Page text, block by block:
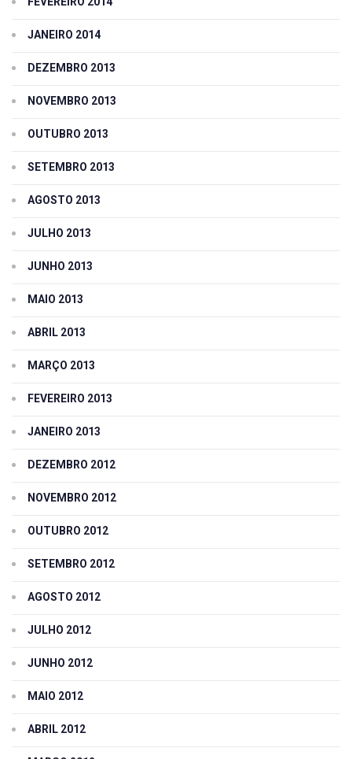
JANEIRO 2014
DEZEMBRO 2013
NOVEMBRO 2013
OUTUBRO 2013
SETEMBRO 2013
AGOSTO 2013
JULHO 2013
JUNHO 2013
MAIO 2013
ABRIL 2013
MARÇO 2013
FEVEREIRO 2013
JANEIRO 2013
DEZEMBRO 2012
NOVEMBRO 2012
OUTUBRO 2012
SETEMBRO 2012
AGOSTO 2012
JULHO 2012
JUNHO 2012
MAIO 2012
ABRIL 2012